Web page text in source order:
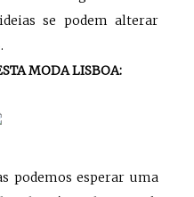
se podem alterar
MODA LISBOA:
podemos esperar uma